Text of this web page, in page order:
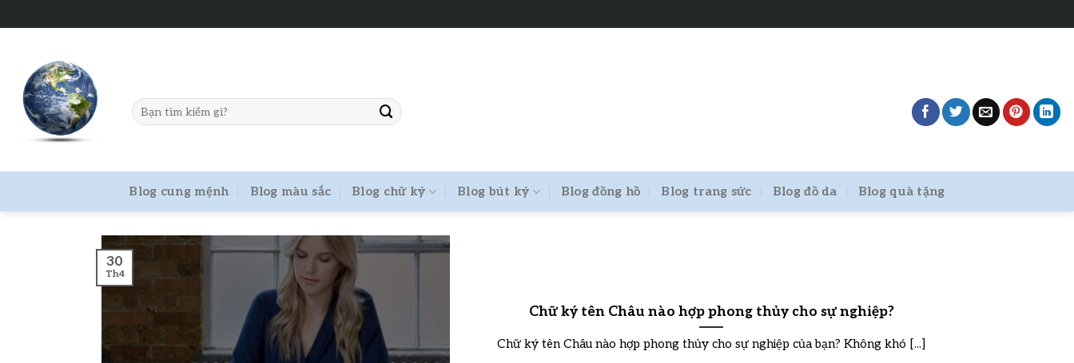
to
Blog cung mệnh Blog màu sắc Blog chữ ký Blog bút ký Blog đồng hồ Blog trang sức Blog đồ da Blog quà tặng
Chữ ký tên Châu nào hợp phong thủy cho sự nghiệp?
Chữ ký tên Châu nào hợp phong thủy cho sự nghiệp của bạn? Không khó [...]
30
Th4